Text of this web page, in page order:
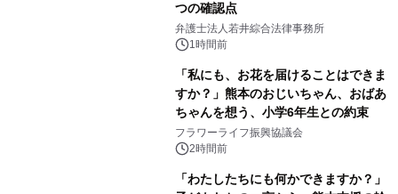
つの確認点
弁護士法人若井綜合法律事務所
1時間前
「私にも、お花を届けることはできま
すか？」熊本のおじいちゃん、おばあ
ちゃんを想う、小学6年生との約束
フラワーライフ振興協議会
2時間前
「わたしたちにも何かできますか？」